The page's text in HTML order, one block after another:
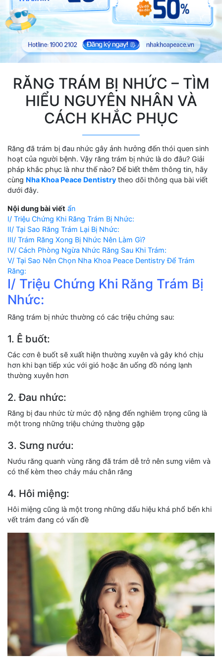
RĂNG TRÁM BỊ NHỨC – TÌM
HIỂU NGUYÊN NHÂN VÀ
CÁCH KHẮC PHỤC
Răng đã trám bị đau nhức gây ảnh hưởng đến thói quen sinh
hoạt của người bệnh. Vậy răng trám bị nhức là do đâu? Giải
pháp khắc phục là như thế nào? Để biết thêm thông tin, hãy
cùng Nha Khoa Peace Dentistry theo dõi thông qua bài viết
dưới đây.
Nội dung bài viết ẩn
I/ Triệu Chứng Khi Răng Trám Bị Nhức:
II/ Tại Sao Răng Trám Lại Bị Nhức:
III/ Trám Răng Xong Bị Nhức Nên Làm Gì?
IV/ Cách Phòng Ngừa Nhức Răng Sau Khi Trám:
V/ Tại Sao Nên Chọn Nha Khoa Peace Dentistry Để Trám
Răng:
I/ Triệu Chứng Khi Răng Trám Bị
Nhức:
Răng trám bị nhức thường có các triệu chứng sau:
1. Ê buốt:
Các cơn ê buốt sẽ xuất hiện thường xuyên và gây khó chịu
hơn khi bạn tiếp xúc với gió hoặc ăn uống đồ nóng lạnh
thường xuyên hơn
2. Đau nhức:
Răng bị đau nhức từ mức độ nặng đến nghiêm trọng cũng là
một trong những triệu chứng thường gặp
3. Sưng nướu:
Nướu răng quanh vùng răng đã trám dễ trở nên sưng viêm và
có thể kèm theo chảy máu chân răng
4. Hôi miệng:
Hôi miệng cũng là một trong những dấu hiệu khá phổ bến khi
vết trám đang có vấn đề